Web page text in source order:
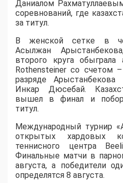
Даниалом
соревнований, где
за титул.
В женской сетке в
Асылжан
второго круга обыграла
Rothensteiner со счетом
разряде
Инкар Дюсебай.
вышел в финал и
титул.
Международный турнир
открытых хардовых
теннисного центра
Финальные матчи в
августа, а победители
определятся 8 августа.